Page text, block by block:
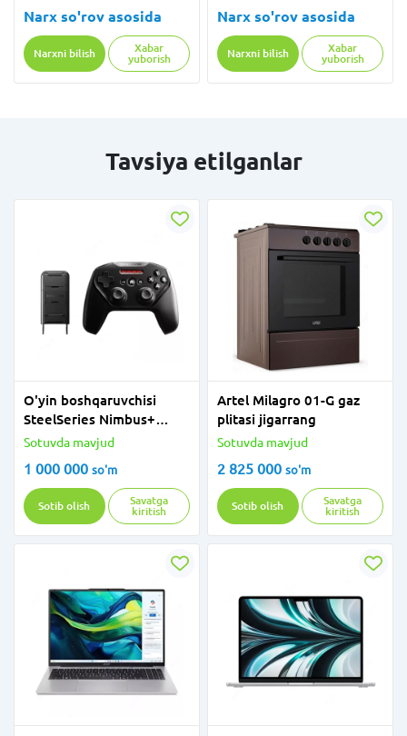
Narx so'rov asosida
Narxni bilish
Xabar
yuborish
Narx so'rov asosida
Narxni bilish
Xabar
yuborish
Tavsiya etilganlar
O'yin boshqaruvchisi
SteelSeries Nimbus+
69090 Apple Gaming
Arcade
Sotuvda mavjud
1 000 000 so'm
Sotib olish
Savatga
kiritish
Artel Milagro 01-G gaz
plitasi jigarrang
Sotuvda mavjud
2 825 000 so'm
Sotib olish
Savatga
kiritish